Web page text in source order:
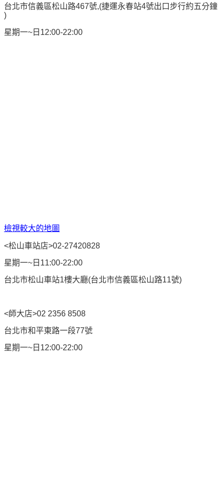
台北市信義區松山路467號,(捷運永春站4號出口步行約五分鐘
)
星期一~日12:00-22:00
檢視較大的地圖
<松山車站店>02-27420828
星期一~日11:00-22:00
台北市松山車站1樓大廳(台北市信義區松山路11號)
<師大店>02 2356 8508
台北市和平東路一段77號
星期一~日12:00-22:00